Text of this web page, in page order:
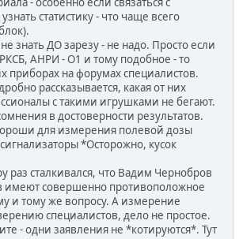
статистику - что чаще всего
знать ДО зарезу - не надо. Просто если
АНРИ - О1 и тому подобное - то
приборах на форумах специалистов.
рассказывается, какая от них
с такими игрушками не бегают.
в достоверности результатов.
для измерения полевой дозы
*Осторожно, кусок
раз сталкивался, что Вадим Чернобров
имеют совершенно противоположное
и тому же вопросу. А измерение
специалистов, дело не простое.
- одни заявления не *котируются*. Тут